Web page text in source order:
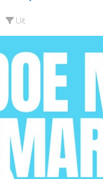
Uit
en cijferhelden